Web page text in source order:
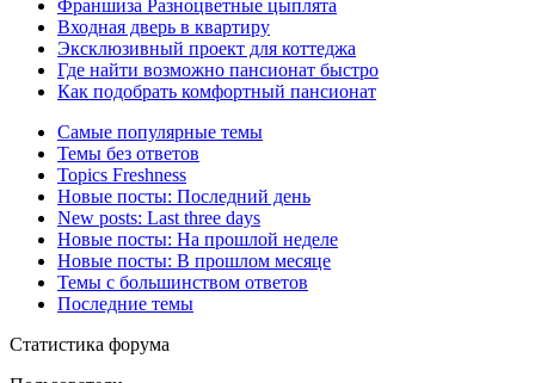
Франшиза Разноцветные цыплята
Входная дверь в квартиру
Эксклюзивный проект для коттеджа
Где найти возможно пансионат быстро
Как подобрать комфортный пансионат
Самые популярные темы
Темы без ответов
Topics Freshness
Новые посты: Последний день
New posts: Last three days
Новые посты: На прошлой неделе
Новые посты: В прошлом месяце
Темы с большинством ответов
Последние темы
Статистика форума